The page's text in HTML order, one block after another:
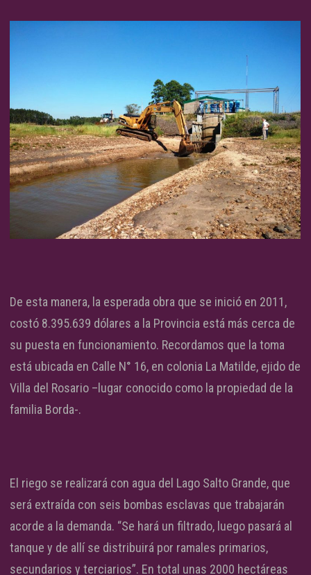
De esta manera, la esperada obra que se inició en 2011,
costó 8.395.639 dólares a la Provincia está más cerca de
su puesta en funcionamiento. Recordamos que la toma
está ubicada en Calle N° 16, en colonia La Matilde, ejido de
Villa del Rosario –lugar conocido como la propiedad de la
familia Borda-.
El riego se realizará con agua del Lago Salto Grande, que
será extraída con seis bombas esclavas que trabajarán
acorde a la demanda. “Se hará un filtrado, luego pasará al
tanque y de allí se distribuirá por ramales primarios,
secundarios y terciarios”. En total unas 2000 hectáreas